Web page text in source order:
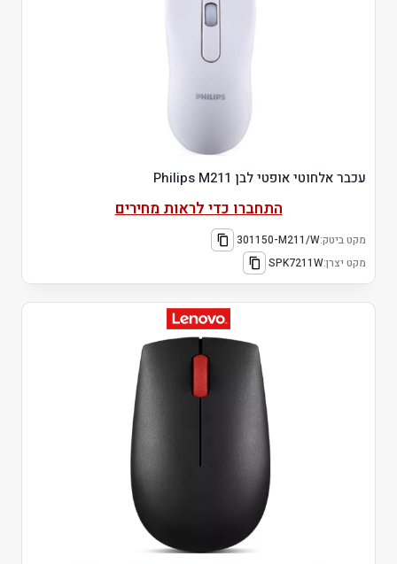
עכבר אלחוטי אופטי לבן Philips M211
התחברו כדי לראות מחירים
מקט ביטק:301150-M211/W
מקט יצרן:SPK7211W